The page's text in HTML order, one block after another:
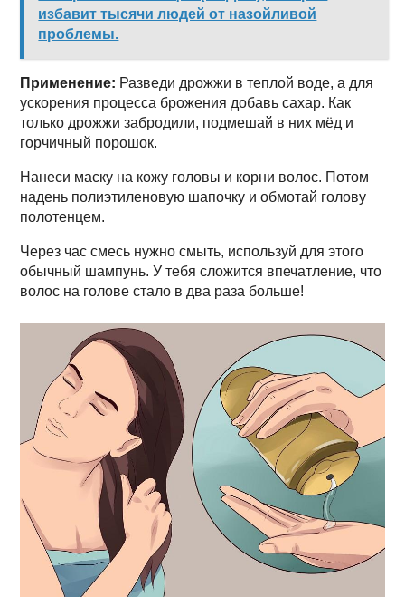
избавит тысячи людей от назойливой
проблемы.
Применение: Разведи дрожжи в теплой воде, а для
ускорения процесса брожения добавь сахар. Как
только дрожжи забродили, подмешай в них мёд и
горчичный порошок.
Нанеси маску на кожу головы и корни волос. Потом
надень полиэтиленовую шапочку и обмотай голову
полотенцем.
Через час смесь нужно смыть, используй для этого
обычный шампунь. У тебя сложится впечатление, что
волос на голове стало в два раза больше!